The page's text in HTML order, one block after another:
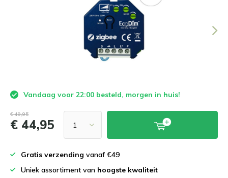
Vandaag voor 22:00 besteld, morgen in huis!
€ 49,95
€ 44,95
Gratis verzending vanaf €49
Uniek assortiment van hoogste kwaliteit